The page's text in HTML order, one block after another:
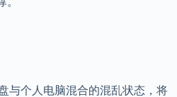
与个人电脑混合的混乱状态，将